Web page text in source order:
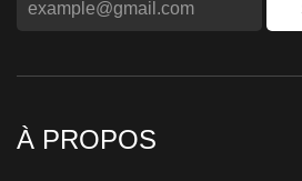
À PROPOS